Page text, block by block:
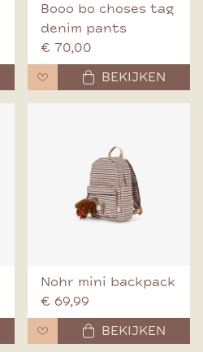
Booo bo choses tag
denim pants
€ 70,00
BEKIJKEN
Nohr mini backpack
€ 69,99
BEKIJKEN